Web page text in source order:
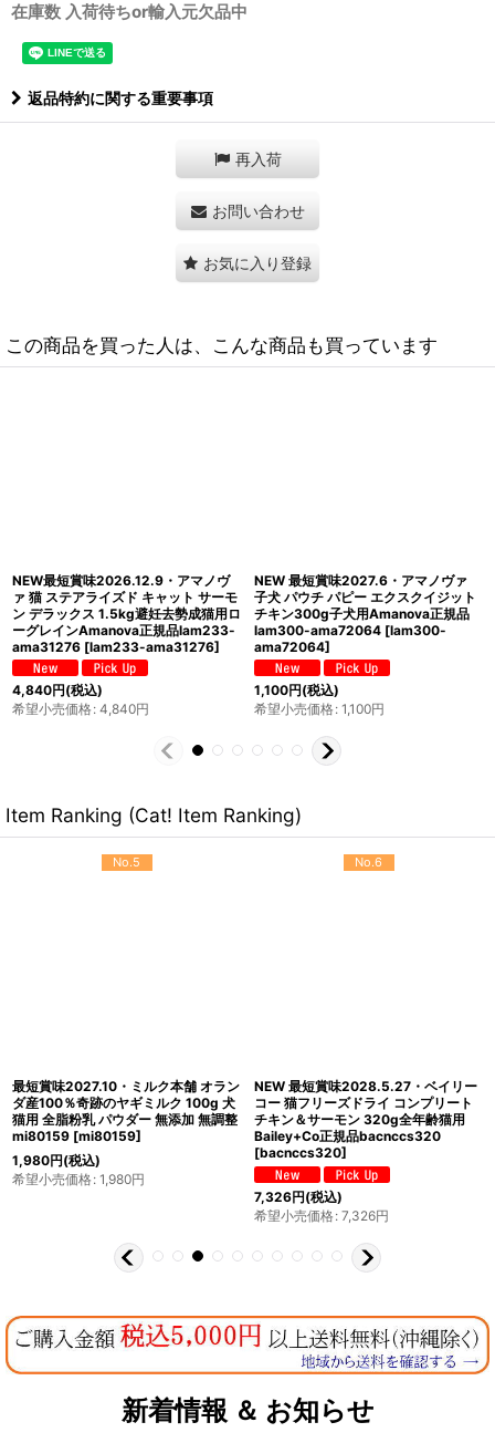
在庫数 入荷待ちor輸入元欠品中
返品特約に関する重要事項
再入荷
お問い合わせ
お気に入り登録
この商品を買った人は、こんな商品も買っています
NEW 最短賞味2027.5・アマノヴァ
犬 パウチ アダルト エクスクイジット
チキン100g成犬用Amanova正規品
lam310-ama35038 [lam310-
ama35038 ]
451円(税込)
希望小売価格: 451円
SALE/NEW 賞味切迫2026.10.9・ア
マノヴァ 子猫 キトン エクスクイジッ
ト チキン 1.5kg子猫用ローグレイン
Amanova正規品lam230-ama31115
[lam230-ama31115
2,904円(税込)
希望小売価格: 4,840円
Item Ranking (Cat! Item Ranking)
No.5
最短賞味2027.10・ミルク本舗 オラン
ダ産100％奇跡のヤギミルク 100g 犬
猫用 全脂粉乳 パウダー 無添加 無調整
mi80159 [mi80159]
1,980円(税込)
希望小売価格: 1,980円
No.6
NEW 最短賞味2028.5.27・ベイリー
コー 猫フリーズドライ コンプリート
チキン＆サーモン 320g全年齢猫用
Bailey+Co正規品bacnccs320
[bacnccs320]
7,326円(税込)
希望小売価格: 7,326円
新着情報 ＆ お知らせ